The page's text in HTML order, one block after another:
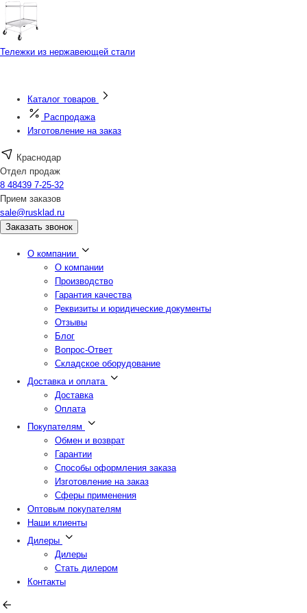
Тележки из нержавеющей стали
Каталог товаров
Распродажа
Изготовление на заказ
Краснодар
Отдел продаж
8 48439 7-25-32
Прием заказов
sale@rusklad.ru
Заказать звонок
О компании
О компании
Производство
Гарантия качества
Реквизиты и юридические документы
Отзывы
Блог
Вопрос-Ответ
Складское оборудование
Доставка и оплата
Доставка
Оплата
Покупателям
Обмен и возврат
Гарантии
Способы оформления заказа
Изготовление на заказ
Сферы применения
Оптовым покупателям
Наши клиенты
Дилеры
Дилеры
Стать дилером
Контакты